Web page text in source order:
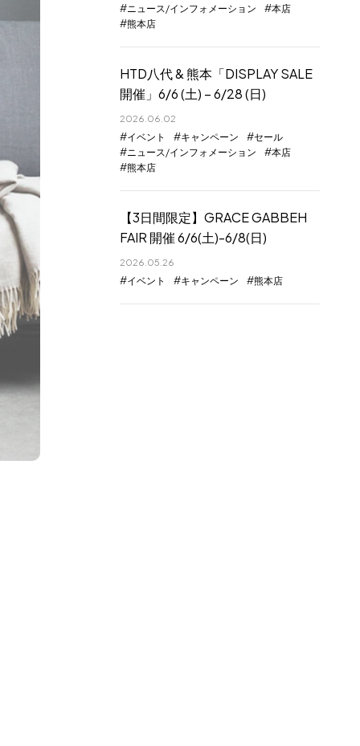
ニュース/インフォメーション
本店
熊本店
HTD八代 & 熊本「DISPLAY SALE
開催」6/6 (土) – 6/28 (日)
2026.06.02
イベント キャンペーン
セール
ニュース/インフォメーション
本店
熊本店
【3日間限定】GRACE GABBEH
FAIR 開催 6/6(土)-6/8(日)
2026.05.26
イベント キャンペーン 熊本店